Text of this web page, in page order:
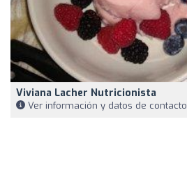
Viviana Lacher Nutricionista
Ver información y datos de contacto